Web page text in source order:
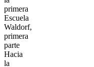
primera
Escuela
Waldorf,
primera
parte
Hacia
la